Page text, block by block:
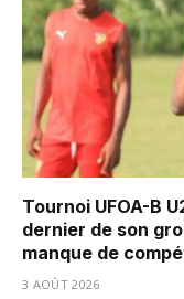
Tournoi UFOA-B
dernier de son
manque de
3 AOÛT 2026